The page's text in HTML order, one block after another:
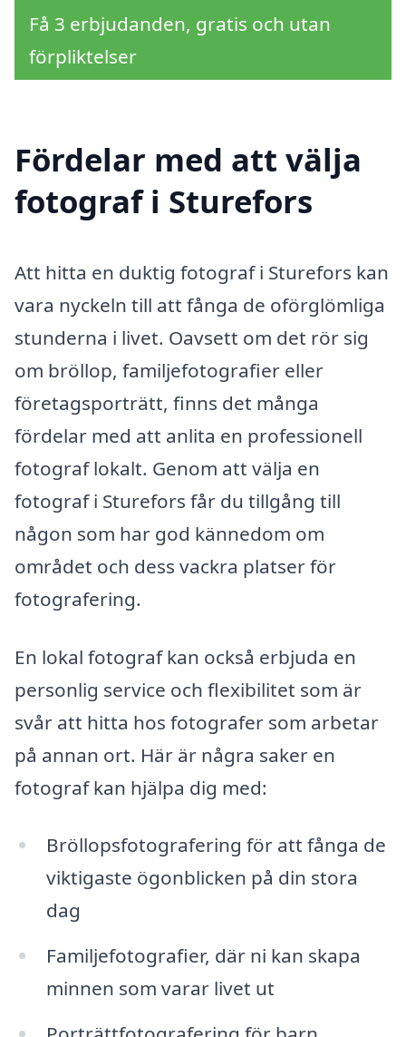
Få 3 erbjudanden, gratis och utan
förpliktelser
Fördelar med att välja
fotograf i Sturefors
Att hitta en duktig fotograf i Sturefors kan
vara nyckeln till att fånga de oförglömliga
stunderna i livet. Oavsett om det rör sig
om bröllop, familjefotografier eller
företagsporträtt, finns det många
fördelar med att anlita en professionell
fotograf lokalt. Genom att välja en
fotograf i Sturefors får du tillgång till
någon som har god kännedom om
området och dess vackra platser för
fotografering.
En lokal fotograf kan också erbjuda en
personlig service och flexibilitet som är
svår att hitta hos fotografer som arbetar
på annan ort. Här är några saker en
fotograf kan hjälpa dig med:
Bröllopsfotografering för att fånga de
viktigaste ögonblicken på din stora
dag
Familjefotografier, där ni kan skapa
minnen som varar livet ut